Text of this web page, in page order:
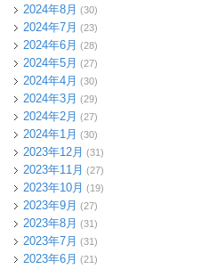
2024年8月 (30)
2024年7月 (23)
2024年6月 (28)
2024年5月 (27)
2024年4月 (30)
2024年3月 (29)
2024年2月 (27)
2024年1月 (30)
2023年12月 (31)
2023年11月 (27)
2023年10月 (19)
2023年9月 (27)
2023年8月 (31)
2023年7月 (31)
2023年6月 (21)